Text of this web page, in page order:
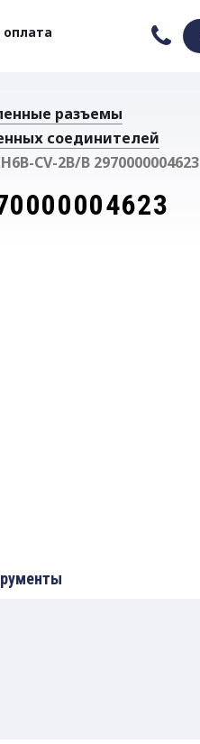
разъемы
соединителей
CV-2B/B 2970000004623